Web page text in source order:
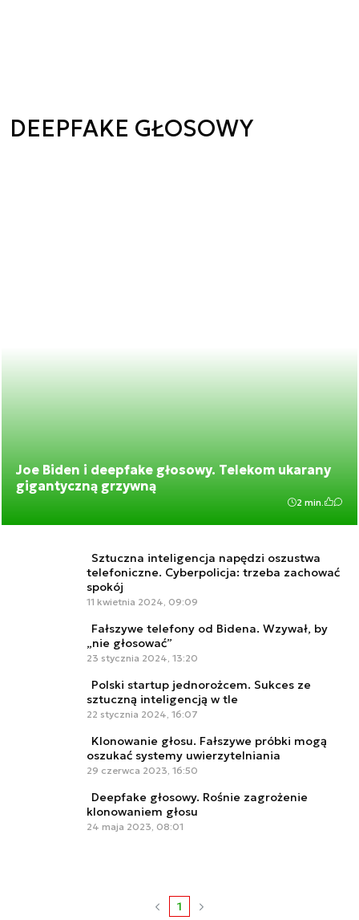
DEEPFAKE GŁOSOWY
Joe Biden i deepfake głosowy. Telekom ukarany
gigantyczną grzywną
2 min.
Sztuczna inteligencja napędzi oszustwa
telefoniczne. Cyberpolicja: trzeba zachować
spokój
11 kwietnia 2024, 09:09
Fałszywe telefony od Bidena. Wzywał, by
„nie głosować”
23 stycznia 2024, 13:20
Polski startup jednorożcem. Sukces ze
sztuczną inteligencją w tle
22 stycznia 2024, 16:07
Klonowanie głosu. Fałszywe próbki mogą
oszukać systemy uwierzytelniania
29 czerwca 2023, 16:50
Deepfake głosowy. Rośnie zagrożenie
klonowaniem głosu
24 maja 2023, 08:01
1